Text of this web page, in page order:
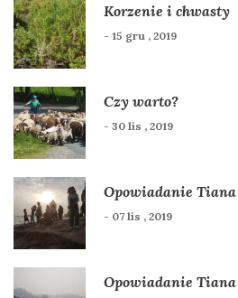
Korzenie i chwasty
- 15 gru , 2019
Czy warto?
- 30 lis , 2019
Opowiadanie Tiana
- 07 lis , 2019
Opowiadanie Tiana